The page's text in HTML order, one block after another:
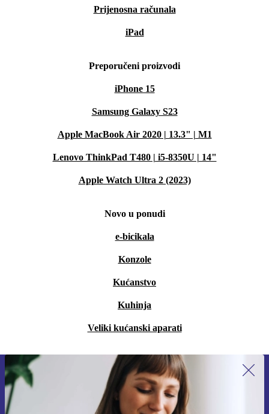
Prijenosna računala
iPad
Preporučeni proizvodi
iPhone 15
Samsung Galaxy S23
Apple MacBook Air 2020 | 13.3" | M1
Lenovo ThinkPad T480 | i5-8350U | 14"
Apple Watch Ultra 2 (2023)
Novo u ponudi
e-bicikala
Konzole
Kućanstvo
Kuhinja
Veliki kućanski aparati
Prijavi se na newsletter!
Nikad više ne propusti ponudu.